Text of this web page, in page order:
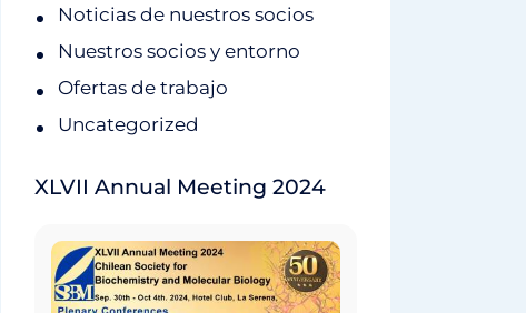
Noticias de nuestros socios
Nuestros socios y entorno
Ofertas de trabajo
Uncategorized
XLVII Annual Meeting 2024